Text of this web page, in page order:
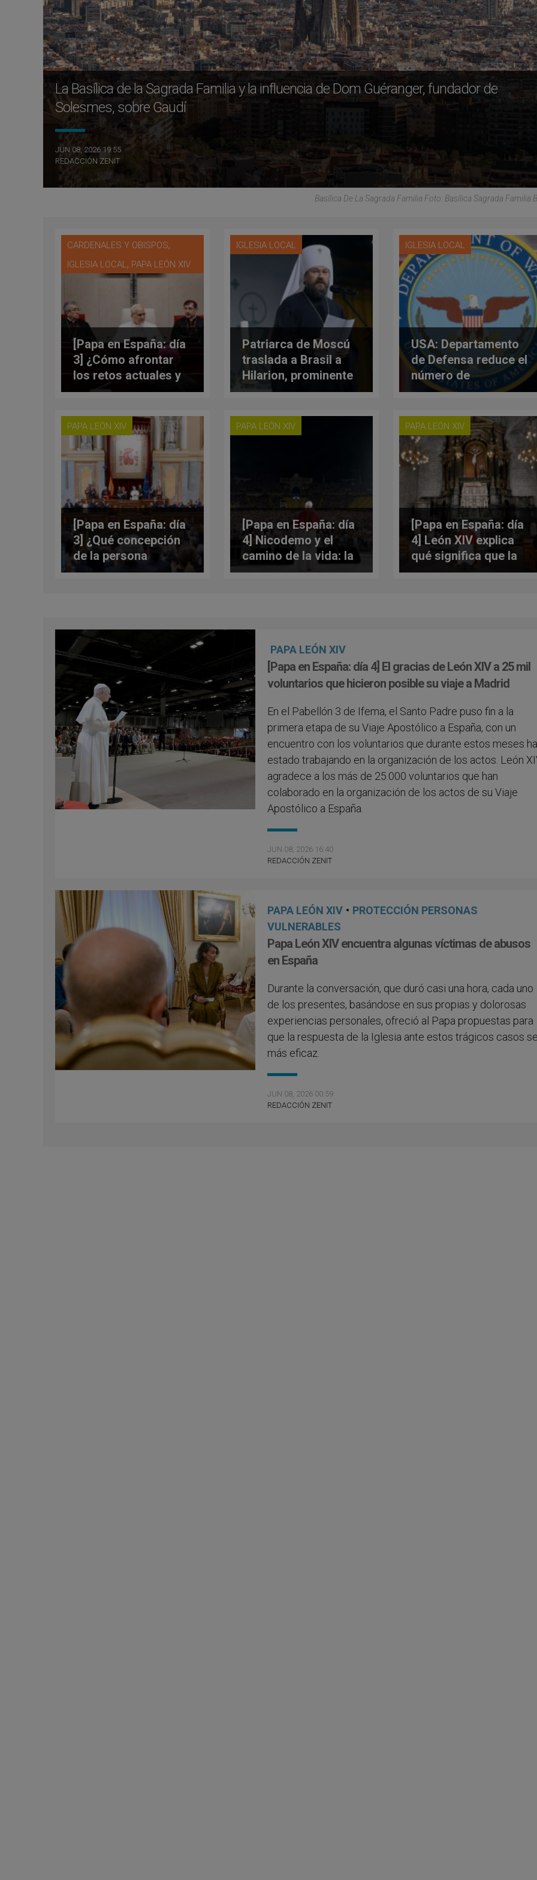
La Basílica de la Sagrada Familia y la influencia de Dom Guéranger, fundador de
Solesmes, sobre Gaudí
JUN 08, 2026 19:55
REDACCIÓN ZENIT
Basílica De La Sagrada Familia Foto: Basílica Sagrada Familia
CARDENALES Y OBISPOS,
IGLESIA LOCAL, PAPA LEÓN XIV
[Papa en España: día
3] ¿Cómo afrontar
los retos actuales y
quiénes están
este desafío? León
XIV al episcopado
español
IGLESIA LOCAL
Patriarca de Moscú
traslada a Brasil a
Hilarion, prominente
clérigo ruso, tras
su coche
IGLESIA LOCAL
USA: Departamento
de Defensa reduce el
número de
denominaciones
reconocidas.
Católicos quedan
dentro
PAPA LEÓN XIV
[Papa en España: día
3] ¿Qué concepción
de la persona
humana inspira las
ante el Parlamento
español
PAPA LEÓN XIV
[Papa en España: día
4] Nicodemo y el
camino de la vida: la
reflexión existencia
PAPA LEÓN XIV
[Papa en España: día
4] León XIV explica
qué significa que la
Iglesia sea Esposa y
PAPA LEÓN XIV
[Papa en España: día 4] El gracias de León XIV a 25 mil
voluntarios que hicieron posible su viaje a Madrid
En el Pabellón 3 de Ifema, el Santo Padre puso fin a la
primera etapa de su Viaje Apostólico a España, con un
encuentro con los voluntarios que durante estos meses
estado trabajando en la organización de los actos. León
agradece a los más de 25.000 voluntarios que han
colaborado en la organización de los actos de su Viaje
Apostólico a España.
JUN 08, 2026 16:40
REDACCIÓN ZENIT
PAPA LEÓN XIV • PROTECCIÓN PERSONAS
VULNERABLES
Papa León XIV encuentra algunas víctimas de abusos
en España
Durante la conversación, que duró casi una hora, cada uno
de los presentes, basándose en sus propias y dolorosas
experiencias personales, ofreció al Papa propuestas para
que la respuesta de la Iglesia ante estos trágicos casos
más eficaz.
JUN 08, 2026 00:59
REDACCIÓN ZENIT